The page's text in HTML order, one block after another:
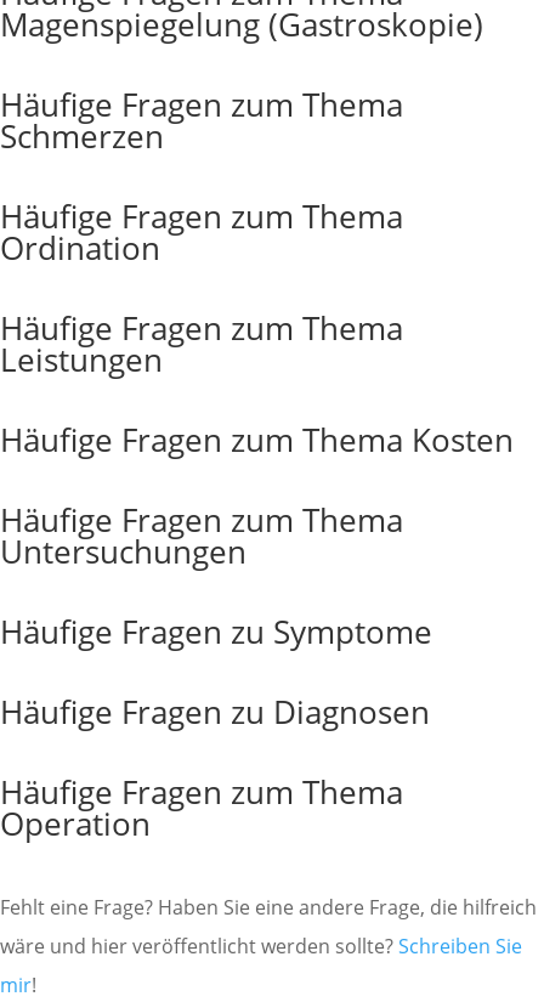
Magenspiegelung (Gastroskopie)
Häufige Fragen zum Thema
Schmerzen
Häufige Fragen zum Thema
Ordination
Häufige Fragen zum Thema
Leistungen
Häufige Fragen zum Thema Kosten
Häufige Fragen zum Thema
Untersuchungen
Häufige Fragen zu Symptome
Häufige Fragen zu Diagnosen
Häufige Fragen zum Thema
Operation
Fehlt eine Frage? Haben Sie eine andere Frage, die hilfreich
wäre und hier veröffentlicht werden sollte?Schreiben Sie
mir!